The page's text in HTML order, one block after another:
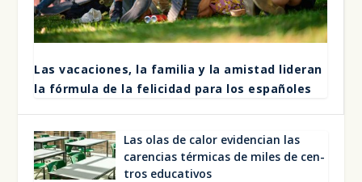
Las vaca­cio­nes, la fami­lia y la amis­tad lide­ran
la fór­mu­la de la feli­ci­dad para los espa­ño­les
Las olas de calor evi­den­cian las
caren­cias tér­mi­cas de miles de cen­
tros edu­ca­ti­vos